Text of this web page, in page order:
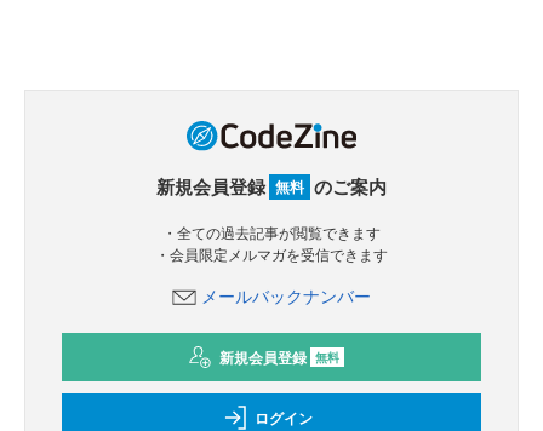
新規会員登録 無料 のご案内
・全ての過去記事が閲覧できます
・会員限定メルマガを受信できます
メールバックナンバー
新規会員登録 無料
ログイン